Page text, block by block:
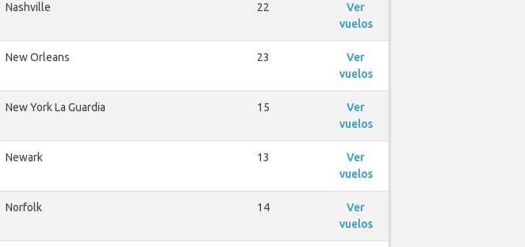
Nashville 22
Ver
vuelos
New Orleans 23
Ver
vuelos
New York La Guardia 15
Ver
vuelos
Newark 13
Ver
vuelos
Norfolk 14
Ver
vuelos